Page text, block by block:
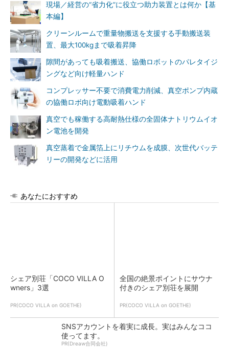
現場／経営の“省力化”に役立つ助力装置とは何か【基
本編】
クリーンルームで重量物搬送を支援する手動搬送装
置、最大100kgまで吸着昇降
隙間があっても吸着搬送、協働ロボットのパレタイジ
ングなど向け軽量ハンド
コンプレッサー不要で消費電力削減、真空ポンプ内蔵
の協働ロボ向け電動吸着ハンド
真空でも稼働する高耐熱仕様の全固体ナトリウムイオ
ン電池を開発
真空蒸着で金属箔上にリチウムを成膜、次世代バッテ
リーの開発などに活用
あなたにおすすめ
シェア別荘「COCO VILLA O
wners」3選
PR(COCO VILLA on GOETHE)
全国の絶景ポイントにサウナ
付きのシェア別荘を展開
PR(COCO VILLA on GOETHE)
SNSアカウントを着実に成長。実はみんなココ
使ってます。
PR(Dreaw合同会社)